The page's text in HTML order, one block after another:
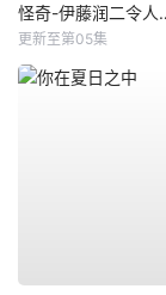
怪奇-伊藤润
更新至第05集